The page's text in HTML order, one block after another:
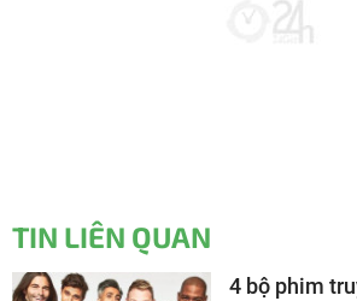
TIN LIÊN QUAN
4 bộ phim